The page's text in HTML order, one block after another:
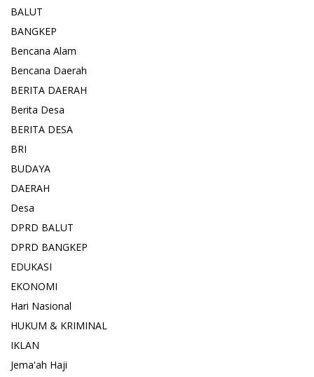
BALUT
BANGKEP
Bencana Alam
Bencana Daerah
BERITA DAERAH
Berita Desa
BERITA DESA
BRI
BUDAYA
DAERAH
Desa
DPRD BALUT
DPRD BANGKEP
EDUKASI
EKONOMI
Hari Nasional
HUKUM & KRIMINAL
IKLAN
Jema'ah Haji